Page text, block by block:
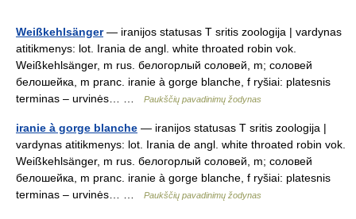
Weißkehlsänger— iranijos statusas T sritis zoologija | vardynas
atitikmenys: lot. Irania de angl. white throated robin vok.
Weißkehlsänger, m rus. белогорлый соловей, m; соловей
белошейка, m pranc. iranie à gorge blanche, f ryšiai: platesnis
terminas – urvinės… …
Paukščių pavadinimų žodynas
iranie à gorge blanche — iranijos statusas T sritis zoologija |
vardynas atitikmenys: lot. Irania de angl. white throated robin vok.
Weißkehlsänger, m rus. белогорлый соловей, m; соловей
белошейка, m pranc. iranie à gorge blanche, f ryšiai: platesnis
terminas – urvinės… …
Paukščių pavadinimų žodynas